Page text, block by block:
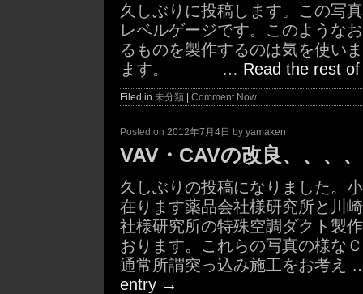
久しぶりに投稿します。この写
レベルゲージです。このような
るものを製作するのは気を使い
ます。 … Read the rest
Filed in 未分類 Comment Now
Posted on 2012年7月4日 by yamaken
VAV・CAVの改良、、、
久しぶりの投稿になりました。
在ります薬品会社様研究所と川
社様研究所の特殊空調ダクト製
おります。これらの写真の様な
通常所謂突っ込み施工をお考え
entry →